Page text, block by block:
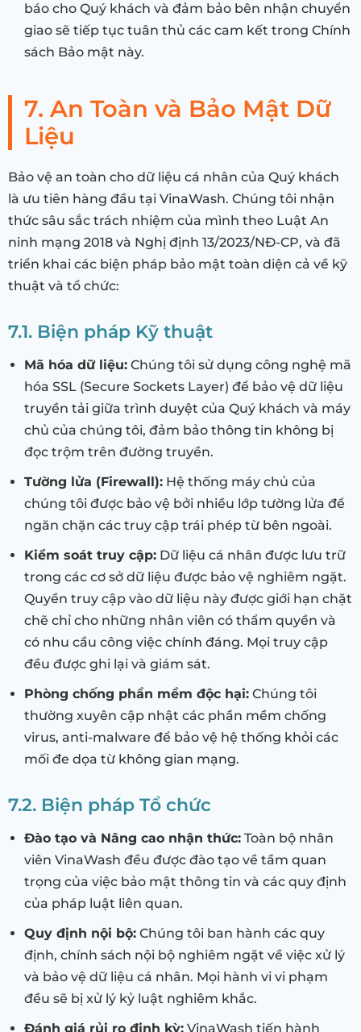
báo cho Quý khách và đảm bảo bên nhận chuyển
giao sẽ tiếp tục tuân thủ các cam kết trong Chính
sách Bảo mật này.
7. An Toàn và Bảo Mật Dữ
Liệu
Bảo vệ an toàn cho dữ liệu cá nhân của Quý khách
là ưu tiên hàng đầu tại VinaWash. Chúng tôi nhận
thức sâu sắc trách nhiệm của mình theo Luật An
ninh mạng 2018 và Nghị định 13/2023/NĐ-CP, và đã
triển khai các biện pháp bảo mật toàn diện cả về kỹ
thuật và tổ chức:
7.1. Biện pháp Kỹ thuật
Mã hóa dữ liệu: Chúng tôi sử dụng công nghệ mã
hóa SSL (Secure Sockets Layer) để bảo vệ dữ liệu
truyền tải giữa trình duyệt của Quý khách và máy
chủ của chúng tôi, đảm bảo thông tin không bị
đọc trộm trên đường truyền.
Tường lửa (Firewall): Hệ thống máy chủ của
chúng tôi được bảo vệ bởi nhiều lớp tường lửa để
ngăn chặn các truy cập trái phép từ bên ngoài.
Kiểm soát truy cập: Dữ liệu cá nhân được lưu trữ
trong các cơ sở dữ liệu được bảo vệ nghiêm ngặt.
Quyền truy cập vào dữ liệu này được giới hạn chặt
chẽ chỉ cho những nhân viên có thẩm quyền và
có nhu cầu công việc chính đáng. Mọi truy cập
đều được ghi lại và giám sát.
Phòng chống phần mềm độc hại: Chúng tôi
thường xuyên cập nhật các phần mềm chống
virus, anti-malware để bảo vệ hệ thống khỏi các
mối đe dọa từ không gian mạng.
7.2. Biện pháp Tổ chức
Đào tạo và Nâng cao nhận thức: Toàn bộ nhân
viên VinaWash đều được đào tạo về tầm quan
trọng của việc bảo mật thông tin và các quy định
của pháp luật liên quan.
Quy định nội bộ: Chúng tôi ban hành các quy
định, chính sách nội bộ nghiêm ngặt về việc xử lý
và bảo vệ dữ liệu cá nhân. Mọi hành vi vi phạm
đều sẽ bị xử lý kỷ luật nghiêm khắc.
Đánh giá rủi ro định kỳ: VinaWash tiến hành